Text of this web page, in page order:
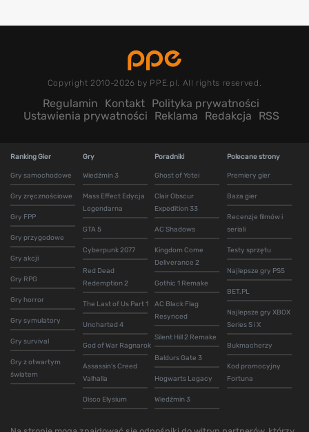
Copyright 2010-2026 by PPE.pl. All rights reserved.
Regulamin Kontakt Polityka prywatności
Ustawienia prywatności
Reklama Redakcja RSS
Ranking Gier
Gry samochodowe
Gry zręcznościowe
Gry FPP
Gry przygodowe
Gry akcji
Gry RPG
Gry horror
Gry symulatory
Gry survival
Gry z otwartym
światem
Gry
Wiedźmin 3
Mass Effect Edycja
Legendarna
GTA 5
Cyberpunk 2077
Red Dead
Redemption 2
The Last of Us Part 1
Uncharted 4
God of War Ragnarok
Assassin's Creed
Valhalla
Disco Elysium
Poradniki
Ghost of Yotei
Clair Obscur
Expedition 33
AC Shadows
Kingdom Come
Deliverance 2
Gothic 1 Remake
AC Black Flag
Resynced
Silent Hill 2 Remake
Baldurs Gate 3
Hogwarts Legacy
Wiedźmin 3
Polecane strony
Premiery gier
Baza gier
Recenzje filmów i
seriali
Testy sprzętu
Najlepsze gry PS5
BET.PL
Najlepsze gry XBOX
Series S i X
Bukmacherzy
Kod promocyjny
Fortuna